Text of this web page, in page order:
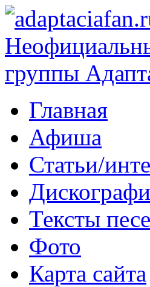
Главная
Афиша
Статьи/
Тексты
Фото
Карта сайта